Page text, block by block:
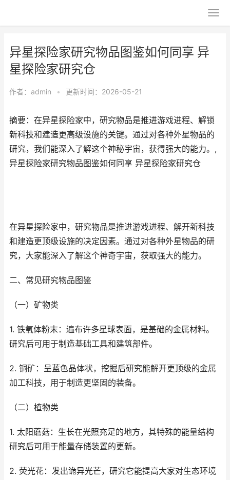
异星探险家研究物品图鉴如何同享 异
星探险家研究仓
作者： admin • 更新时间：2026-05-21
摘要：在异星探险家中，研究物品是推进游戏进程、解锁
新科技和建造更高级设施的关键。通过对各种外星物品的
研究，我们能深入了解这个神秘宇宙，获得强大的能力。,
异星探险家研究物品图鉴如何同享 异星探险家研究仓
在异星探险家中，研究物品是推进游戏进程、解开新科技
和建造更顶级设施的决定因素。通过对各种外星物品的研
究，大家能深入了解这个神奇宇宙，获取强大的能力。
二、常见研究物品图鉴
（一）矿物类
1. 铁氧体粉末：遍布许多星球表面，是基础的金属材料。
研究后可用于制造基础工具和建筑部件。
2. 铜矿：呈蓝色晶体状，挖掘后研究能解开更顶级的金属
加工科技，用于制造更坚固的装备。
（二）植物类
1. 太阳蘑菇：生长在光照充足的地方，其特殊的能量结构
研究后可用于能量存储装置的更新。
2. 荧光花：发出诡异光芒，研究它能提高大家对生态环境